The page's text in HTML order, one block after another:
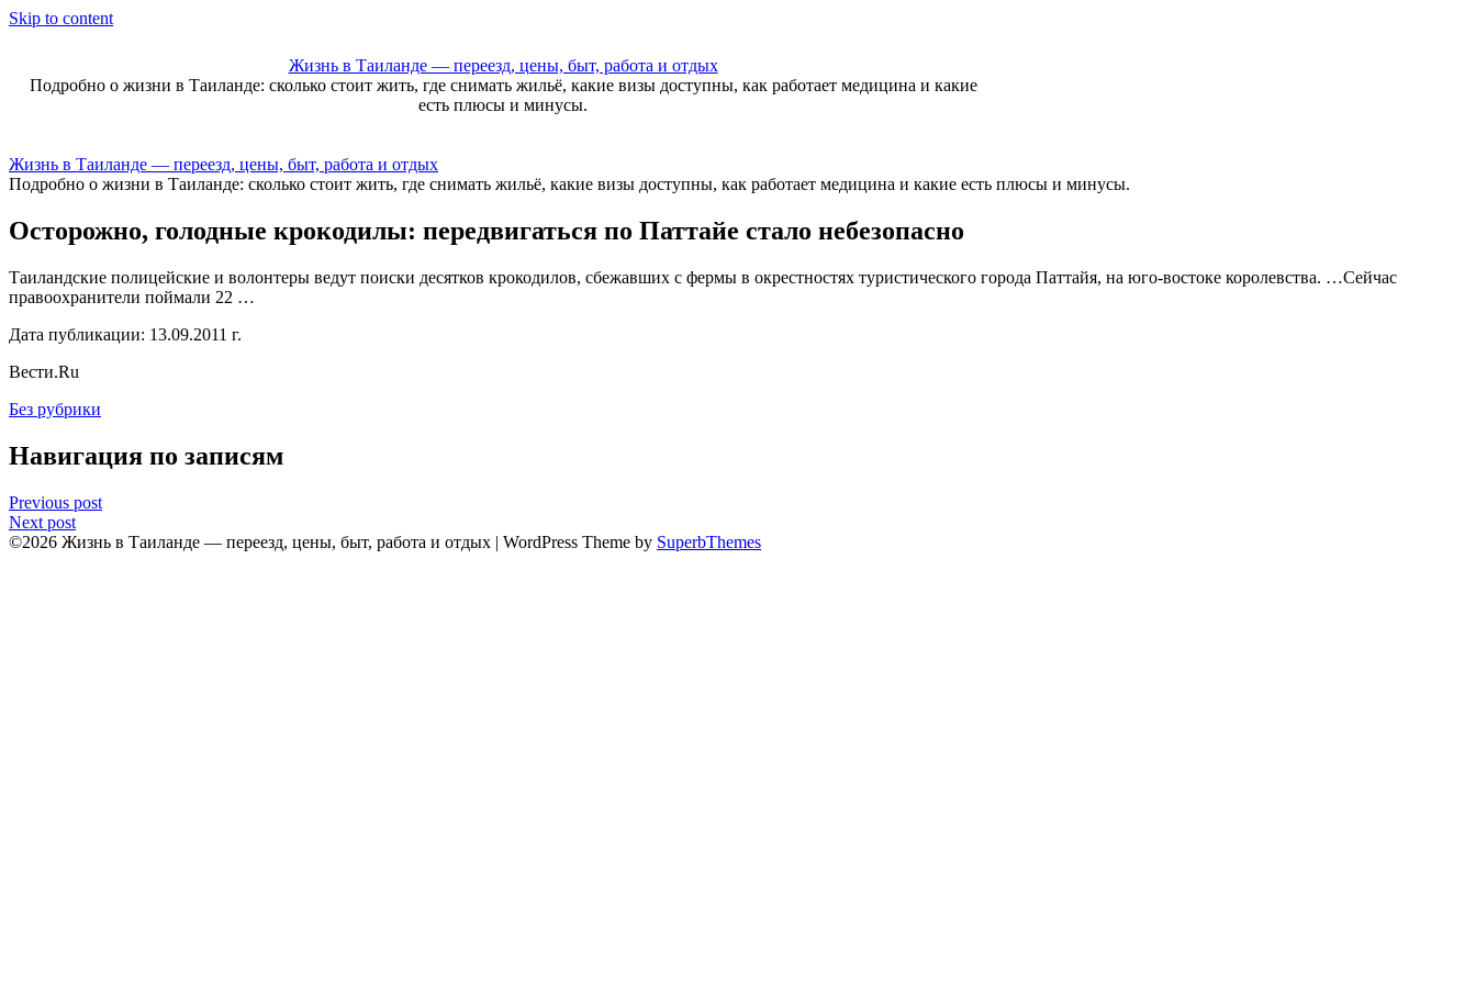
Skip to content
Жизнь в Таиланде — переезд, цены, быт, работа и отдых
Подробно о жизни в Таиланде: сколько стоит жить, где снимать жильё, какие визы доступны, как работает медицина и какие
есть плюсы и минусы.
Жизнь в Таиланде — переезд, цены, быт, работа и отдых
Подробно о жизни в Таиланде: сколько стоит жить, где снимать жильё, какие визы доступны, как работает медицина и какие есть плюсы и минусы.
Осторожно, голодные крокодилы: передвигаться по Паттайе стало небезопасно
Таиландские полицейские и волонтеры ведут поиски десятков крокодилов, сбежавших с фермы в окрестностях туристического города Паттайя, на юго-востоке королевства. …Сейчас
правоохранители поймали 22 …
Дата публикации: 13.09.2011 г.
Вести.Ru
Без рубрики
Навигация по записям
Previous post
Next post
©2026 Жизнь в Таиланде — переезд, цены, быт, работа и отдых | WordPress Theme by SuperbThemes